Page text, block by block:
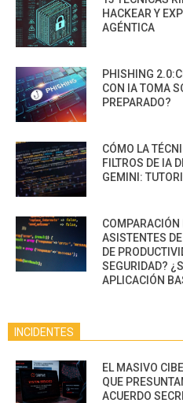
HACKEAR Y
AGÉNTICA
PHISHING
CON IA TOMA
PREPARADO?
CÓMO LA
FILTROS DE IA
GEMINI:
ASISTENTES
DE
SEGURIDAD?
APLICACIÓN
INCIDENTES
EL MASIVO
QUE
ACUERDO